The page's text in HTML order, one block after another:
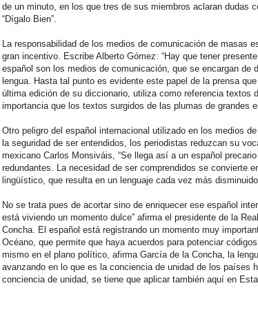
de un minuto, en los que tres de sus miembros aclaran dudas
“Dígalo Bien”.
La responsabilidad de los medios de comunicación de masas
gran incentivo. Escribe Alberto Gómez: “Hay que tener
español son los medios de comunicación, que se encargan de
lengua. Hasta tal punto es evidente este papel de la prensa
última edición de su diccionario, utiliza como referencia textos
importancia que los textos surgidos de las plumas de grandes
Otro peligro del español internacional utilizado en los medios
la seguridad de ser entendidos, los periodistas reduzcan su
mexicano Carlos Monsiváis, “Se llega así a un español
redundantes. La necesidad de ser comprendidos se convierte
lingüístico, que resulta en un lenguaje cada vez más
No se trata pues de acortar sino de enriquecer ese español
está viviendo un momento dulce” afirma el presidente de la
Concha. El español está registrando un momento muy
Océano, que permite que haya acuerdos para potenciar
mismo en el plano político, afirma García de la Concha, la
avanzando en lo que es la conciencia de unidad de los países
conciencia de unidad, se tiene que aplicar también aquí en